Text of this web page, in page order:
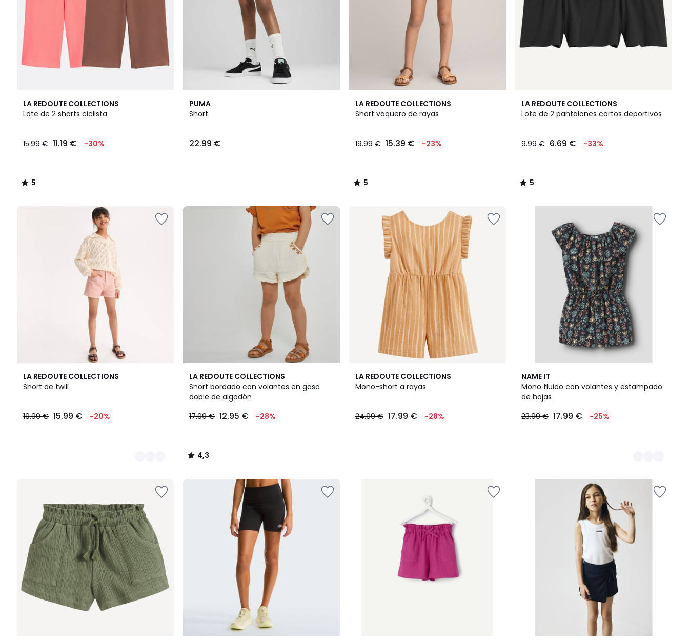
LA REDOUTE COLLECTIONS
Lote de 2 shorts ciclista
15.99 € 11.19 € -30%
5
/
5
/
PUMA
Short
22.99 €
LA REDOUTE COLLECTIONS
Short vaquero de rayas
19.99 € 15.39 € -23%
5
/
5
/
LA REDOUTE COLLECTIONS
Lote de 2 pantalones cortos deportivos
9.99 € 6.69 € -33%
5
/
5
/
LA REDOUTE COLLECTIONS
Short de twill
19.99 € 15.99 € -20%
2
Colores
LA REDOUTE COLLECTIONS
Short bordado con volantes en gasa
doble de algodón
17.99 € 12.95 € -28%
4,3
/ 5
4,3
/
LA REDOUTE COLLECTIONS
Mono-short a rayas
24.99 € 17.99 € -28%
NAME IT
Mono fluido con volantes y estampado
de hojas
23.99 € 17.99 € -25%
2
Colores